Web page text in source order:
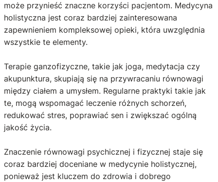
może przynieść znaczne korzyści pacjentom. Medycyna
holistyczna jest coraz bardziej zainteresowana
zapewnieniem kompleksowej opieki, która uwzględnia
wszystkie te elementy.
Terapie ganzofizyczne, takie jak joga, medytacja czy
akupunktura, skupiają się na przywracaniu równowagi
między ciałem a umysłem. Regularne praktyki takie jak
te, mogą wspomagać leczenie różnych schorzeń,
redukować stres, poprawiać sen i zwiększać ogólną
jakość życia.
Znaczenie równowagi psychicznej i fizycznej staje się
coraz bardziej doceniane w medycynie holistycznej,
ponieważ jest kluczem do zdrowia i dobrego